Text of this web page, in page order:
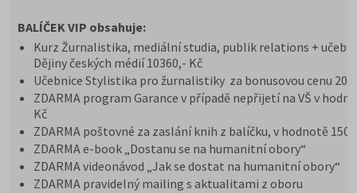
BALÍČEK VIP obsahuje:
Kurz Žurnalistika, mediální studia, publik relations +
Dějiny českých médií 10360,- Kč
Učebnice Stylistika pro žurnalistiky za bonusovou cenu
ZDARMA program Garance v případě nepřijetí na VŠ v
Kč
ZDARMA poštovné za zaslání knih z balíčku, v hodnotě 150
ZDARMA e-book „Dostanu se na humanitní obory“
ZDARMA videonávod „Jak se dostat na humanitní obory“
ZDARMA pravidelný mailing s aktualitami z oboru